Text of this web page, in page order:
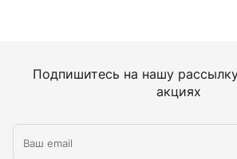
Подпишитесь на нашу
акциях